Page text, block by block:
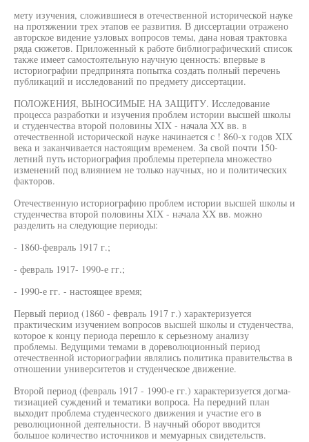
мету изучения, сложившиеся в отечественной исторической науке
на протяжении трех этапов ее развития. В диссертации отражено
авторское видение узловых вопросов темы, дана новая трактовка
ряда сюжетов. Приложенный к работе библиографический список
также имеет самостоятельную научную ценность: впервые в
историографии предпринята попытка создать полный перечень
публикаций и исследований по предмету диссертации.
ПОЛОЖЕНИЯ, ВЫНОСИМЫЕ НА ЗАЩИТУ. Исследование
процесса разработки и изучения проблем истории высшей школы
и студенчества второй половины XIX - начала XX вв. в
отечественной исторической науке начинается с ! 860-х годов XIX
века и заканчивается настоящим временем. За свой почти 150-
летний путь историография проблемы претерпела множество
изменений под влиянием не только научных, но и политических
факторов.
Отечественную историографию проблем истории высшей школы и
студенчества второй половины XIX - начала XX вв. можно
разделить на следующие периоды:
- 1860-февраль 1917 г.;
- февраль 1917- 1990-е гг.;
- 1990-е гг. - настоящее время;
Первый период (1860 - февраль 1917 г.) характеризуется
практическим изучением вопросов высшей школы и студенчества,
которое к концу периода перешло к серьезному анализу
проблемы. Ведущими темами в дореволюционный период
отечественной историографии являлись политика правительства в
отношении университетов и студенческое движение.
Второй период (февраль 1917 - 1990-е гг.) характеризуется догма-
тизиацией суждений и тематики вопроса. На передний план
выходит проблема студенческого движения и участие его в
революционной деятельности. В научный оборот вводится
большое количество источников и мемуарных свидетельств.